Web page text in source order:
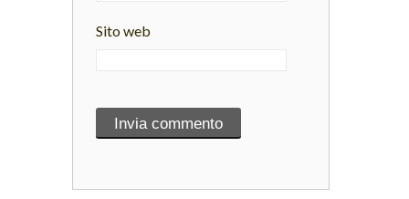
Sito web